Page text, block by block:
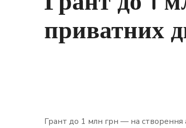
приватних
Грант до 1 млн грн — на створення